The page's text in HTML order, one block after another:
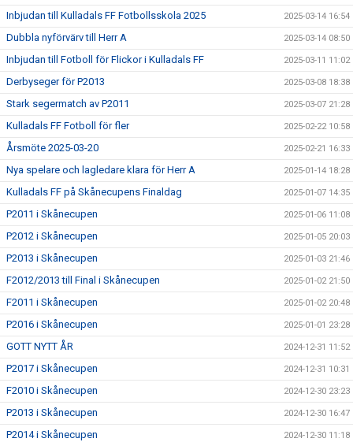
Inbjudan till Kulladals FF Fotbollsskola 2025 2025-03-14 16:54
Dubbla nyförvärv till Herr A 2025-03-14 08:50
Inbjudan till Fotboll för Flickor i Kulladals FF 2025-03-11 11:02
Derbyseger för P2013 2025-03-08 18:38
Stark segermatch av P2011 2025-03-07 21:28
Kulladals FF Fotboll för fler 2025-02-22 10:58
Årsmöte 2025-03-20 2025-02-21 16:33
Nya spelare och lagledare klara för Herr A 2025-01-14 18:28
Kulladals FF på Skånecupens Finaldag 2025-01-07 14:35
P2011 i Skånecupen 2025-01-06 11:08
P2012 i Skånecupen 2025-01-05 20:03
P2013 i Skånecupen 2025-01-03 21:46
F2012/2013 till Final i Skånecupen 2025-01-02 21:50
F2011 i Skånecupen 2025-01-02 20:48
P2016 i Skånecupen 2025-01-01 23:28
GOTT NYTT ÅR 2024-12-31 11:52
P2017 i Skånecupen 2024-12-31 10:31
F2010 i Skånecupen 2024-12-30 23:23
P2013 i Skånecupen 2024-12-30 16:47
P2014 i Skånecupen 2024-12-30 11:18